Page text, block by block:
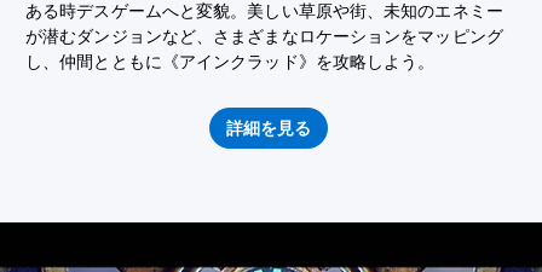
ある時デスゲームへと変貌。美しい草原や街、未知のエネミー
が潜むダンジョンなど、さまざまなロケーションをマッピング
し、仲間とともに《アインクラッド》を攻略しよう。
詳細を見る